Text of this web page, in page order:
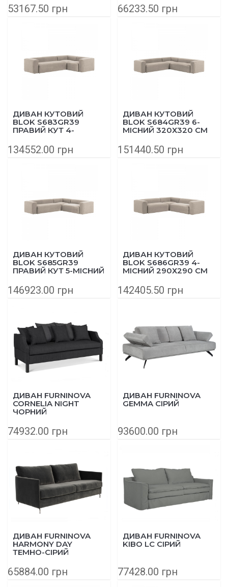
НЕ ОКРАШЕНІ
БЕЖЕВИЙ
53167.50 грн 66233.50 грн
ДИВАН КУТОВИЙ
BLOK S683GR39
ПРАВИЙ КУТ 4-
БЕЖЕВИЙ
134552.00 грн
ДИВАН КУТОВИЙ
BLOK S684GR39 6-
МІСНИЙ 320Х320 СМ
151440.50 грн
ДИВАН КУТОВИЙ
BLOK S685GR39
ПРАВИЙ КУТ 5-МІСНИЙ
146923.00 грн
ДИВАН КУТОВИЙ
BLOK S686GR39 4-
МІСНИЙ 290Х290 СМ
142405.50 грн
ДИВАН FURNINOVA
CORNELIA NIGHT
ЧОРНИЙ
74932.00 грн
ДИВАН FURNINOVA
GEMMA СІРИЙ
93600.00 грн
ДИВАН FURNINOVA
HARMONY DAY
ТЕМНО-СІРИЙ
65884.00 грн
ДИВАН FURNINOVA
KIBO LC СІРИЙ
77428.00 грн